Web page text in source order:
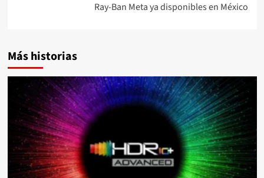
Ray-Ban Meta ya disponibles en México
Más historias